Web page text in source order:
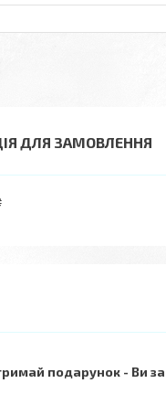
ДЛЯ ЗАМОВЛЕННЯ
подарунок Ви